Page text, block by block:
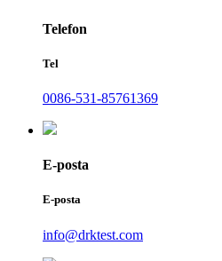
Telefon
Tel
0086-531-85761369
E-posta
E-posta
info@drktest.com